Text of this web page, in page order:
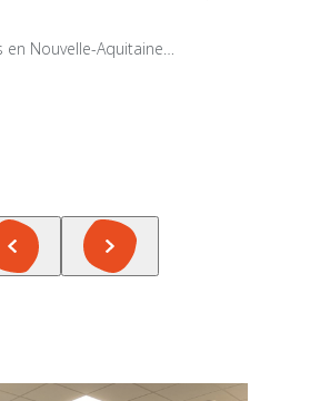
en Nouvelle-Aquitaine…